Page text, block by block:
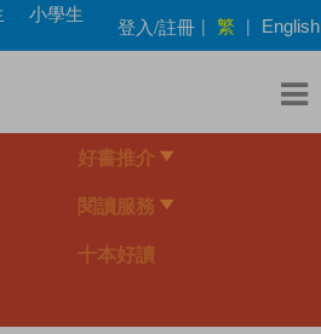
小學生
登入/註冊 | 繁 | English
好書推介
閱讀服務
十本好讀